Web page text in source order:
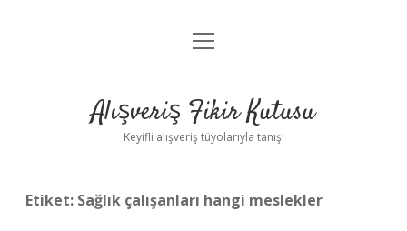
Anasayfa
Yasal Uyarı
menüyü
Alışveriş Fikir Kutusu
Keyifli alışveriş tüyolarıyla tanış!
Etiket: Sağlık çalışanları hangi meslekler